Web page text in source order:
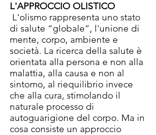
L'APPROCCIO OLISTICO
L'olismo rappresenta uno stato
di salute “globale”, l'unione di
mente, corpo, ambiente e
società. La ricerca della salute è
orientata alla persona e non alla
malattia, alla causa e non al
sintomo, al riequilibrio invece
che alla cura, stimolando il
naturale processo di
autoguarigione del corpo. Ma in
cosa consiste un approccio